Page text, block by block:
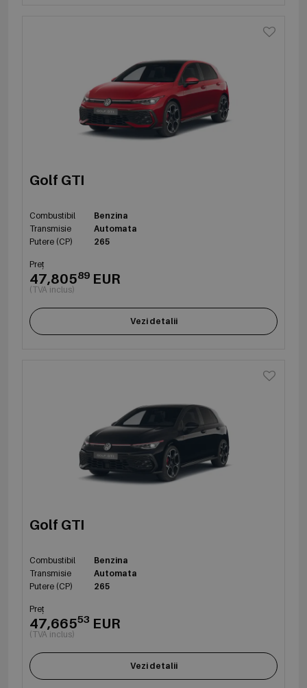
Golf GTI
Combustibil
Benzina
Transmisie
Automata
Putere (CP)
265
Preț
47,80589 EUR
(TVA inclus)
Vezi detalii
Golf GTI
Combustibil
Benzina
Transmisie
Automata
Putere (CP)
265
Preț
47,66553 EUR
(TVA inclus)
Vezi detalii